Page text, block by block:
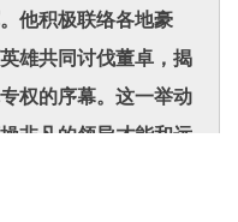
他积极联络各地豪
雄共同讨伐董卓，揭
权的序幕。这一举动
非凡的领导才能和远